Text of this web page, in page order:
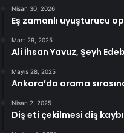
Nisan 30, 2026
Eş zamanlı uyuşturucu
Mart 29, 2025
Ali İhsan Yavuz, Şeyh
Mayıs 28, 2025
Ankara’da arama
Nisan 2, 2025
Diş eti çekilmesi diş